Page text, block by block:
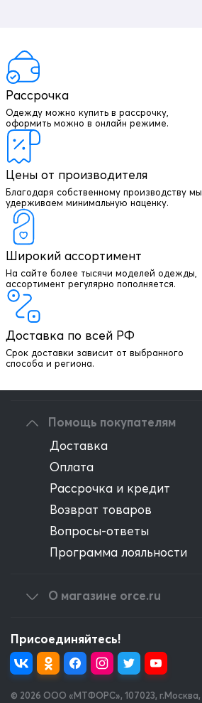
Рассрочка
Одежду можно купить в рассрочку,
оформить можно в онлайн режиме.
Цены от производителя
Благодаря собственному производству мы
удерживаем минимальную наценку.
Широкий ассортимент
На сайте более тысячи моделей одежды,
ассортимент регулярно пополняется.
Доставка по всей РФ
Срок доставки зависит от выбранного
способа и региона.
+7 903 003 03 79
Написать директору
Помощь покупателям
Доставка
Оплата
Рассрочка и кредит
Возврат товаров
Вопросы-ответы
Программа лояльности
О магазине orce.ru
Присоединяйтесь!
© 2026 OOO «МТФОРС», 107023, г.Москва,